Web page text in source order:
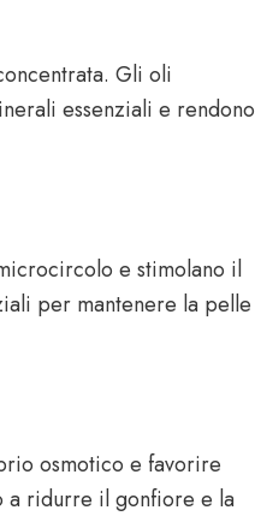
Gli oli
essenziali e rendono
e stimolano il
per mantenere la pelle
osmotico e favorire
a ridurre il gonfiore e la